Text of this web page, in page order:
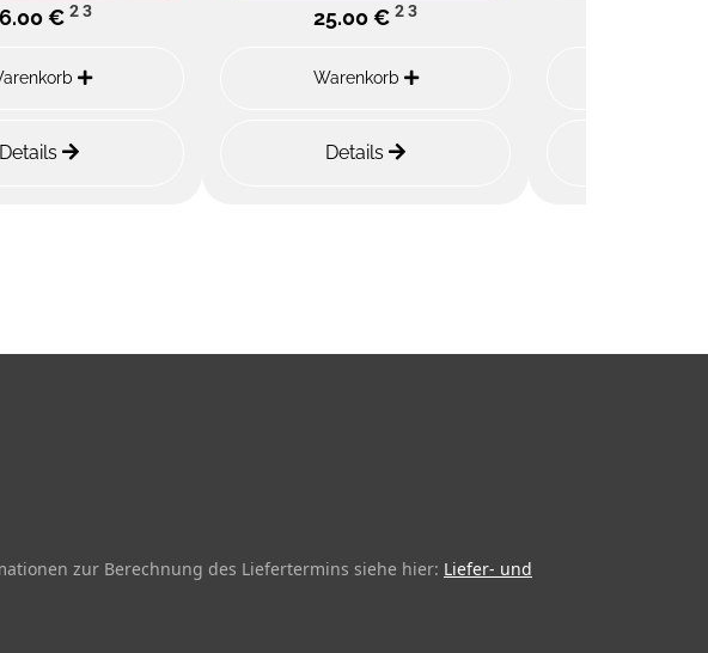
€ 2 3
Details
25.00 € 23
Warenkorb
Details
zur Berechnung des Liefertermins siehe hier: Liefer- und